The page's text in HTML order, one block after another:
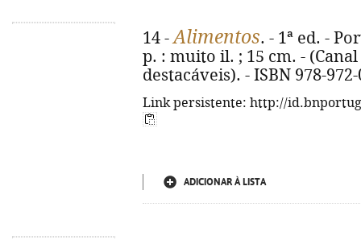
14 -Alimentos. - 1ª ed. -
p. : muito il. ; 15 cm. -
destacáveis). - ISBN 978-
Link persistente: http://
ADICIONAR À LISTA